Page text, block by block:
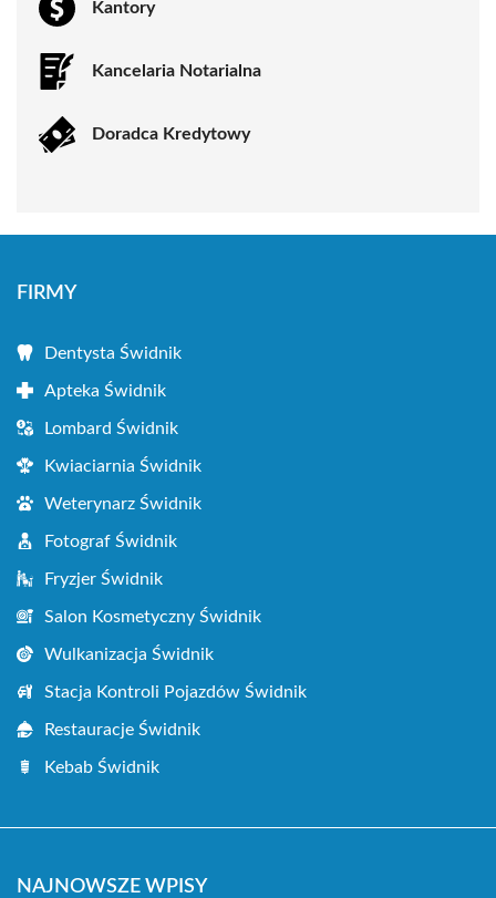
Kantory
Kancelaria Notarialna
Doradca Kredytowy
FIRMY
Dentysta Świdnik
Apteka Świdnik
Lombard Świdnik
Kwiaciarnia Świdnik
Weterynarz Świdnik
Fotograf Świdnik
Fryzjer Świdnik
Salon Kosmetyczny Świdnik
Wulkanizacja Świdnik
Stacja Kontroli Pojazdów Świdnik
Restauracje Świdnik
Kebab Świdnik
NAJNOWSZE WPISY